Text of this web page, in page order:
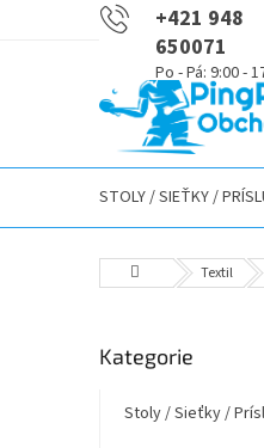
+421 948
650071
STOLY / SIEŤKY /
Domů Textil
o
Přeskočit
Kategorie
Stoly / Sieťky /